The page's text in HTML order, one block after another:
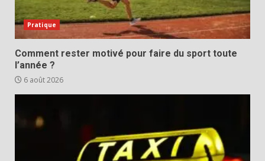
Pratique
Comment rester motivé pour faire du sport toute
l’année ?
6 août 2026